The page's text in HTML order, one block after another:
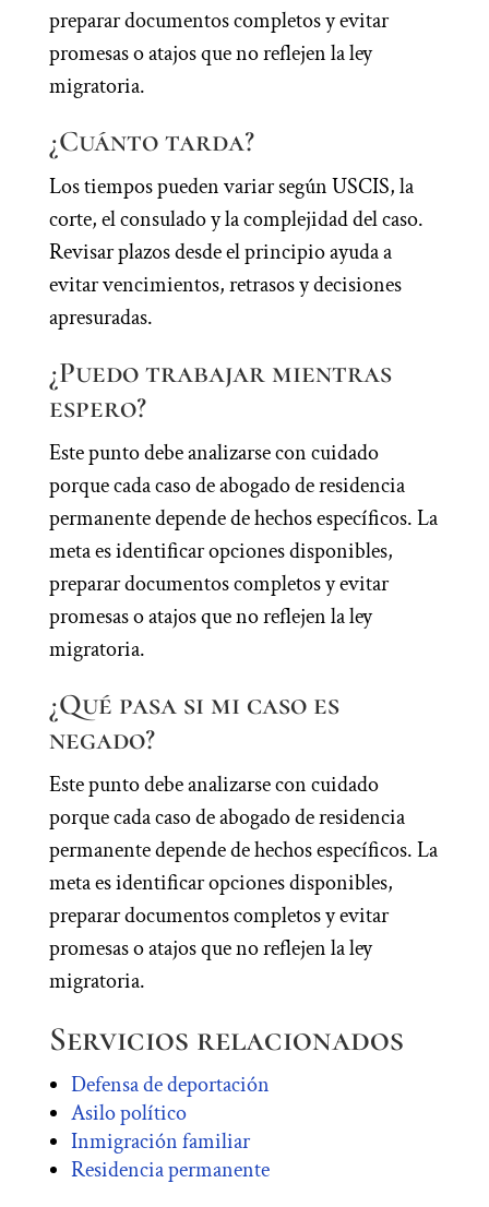
preparar documentos completos y evitar
promesas o atajos que no reflejen la ley
migratoria.
¿Cuánto tarda?
Los tiempos pueden variar según USCIS, la
corte, el consulado y la complejidad del caso.
Revisar plazos desde el principio ayuda a
evitar vencimientos, retrasos y decisiones
apresuradas.
¿Puedo trabajar mientras
espero?
Este punto debe analizarse con cuidado
porque cada caso de abogado de residencia
permanente depende de hechos específicos. La
meta es identificar opciones disponibles,
preparar documentos completos y evitar
promesas o atajos que no reflejen la ley
migratoria.
¿Qué pasa si mi caso es
negado?
Este punto debe analizarse con cuidado
porque cada caso de abogado de residencia
permanente depende de hechos específicos. La
meta es identificar opciones disponibles,
preparar documentos completos y evitar
promesas o atajos que no reflejen la ley
migratoria.
Servicios relacionados
Defensa de deportación
Asilo político
Inmigración familiar
Residencia permanente